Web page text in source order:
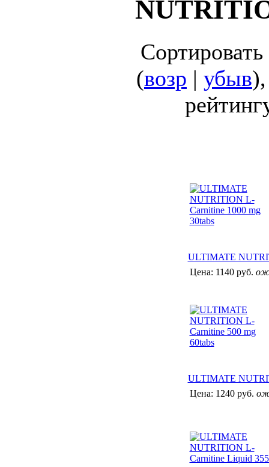
(возр | убыв
ULTIMATE
Цена: 1140 руб.
ULTIMATE
Цена: 1240 руб.